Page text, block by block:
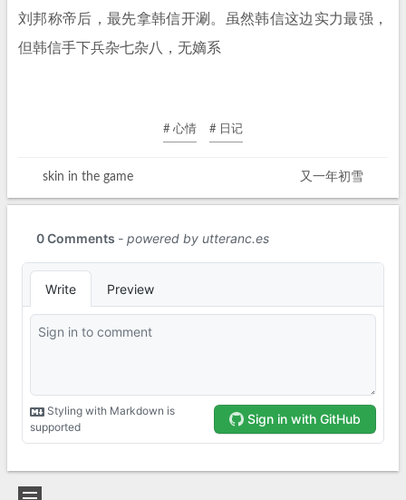
刘邦称帝后，最先拿韩信开涮。虽然韩信这边实力最强，
但韩信手下兵杂七杂八，无嫡系
# 心情 # 日记
skin in the game 又一年初雪